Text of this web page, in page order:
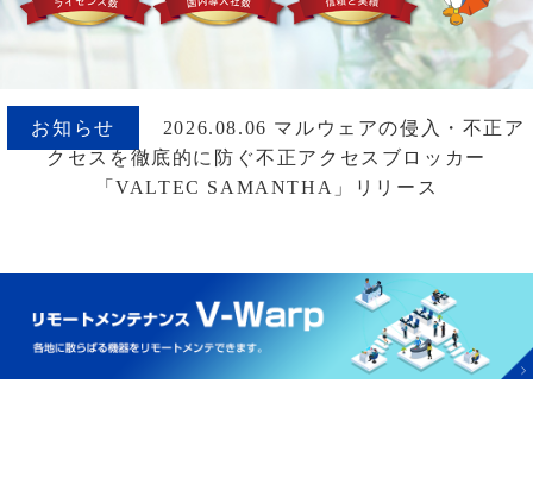
お知らせ
2026.08.06 マルウェアの侵入・不正ア
クセスを徹底的に防ぐ不正アクセスブロッカー
「VALTEC SAMANTHA」リリース